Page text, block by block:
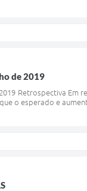
de 2019
Retrospectiva
o esperado e